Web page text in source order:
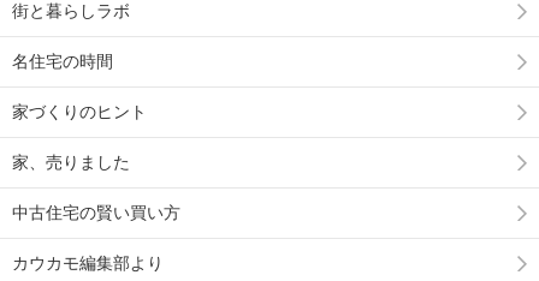
街と暮らしラボ
名住宅の時間
家づくりのヒント
家、売りました
中古住宅の賢い買い方
カウカモ編集部より